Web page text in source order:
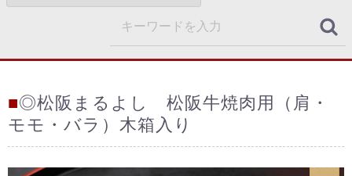
■◎松阪まるよし 松阪牛焼肉用（肩・
モモ・バラ）木箱入り